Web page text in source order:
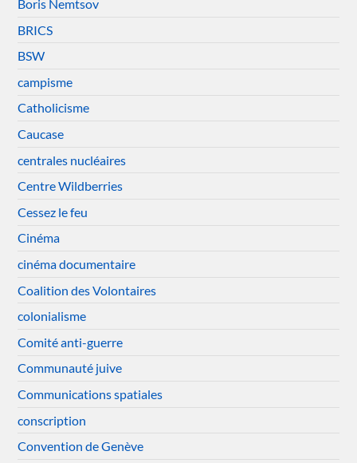
Boris Nemtsov
BRICS
BSW
campisme
Catholicisme
Caucase
centrales nucléaires
Centre Wildberries
Cessez le feu
Cinéma
cinéma documentaire
Coalition des Volontaires
colonialisme
Comité anti-guerre
Communauté juive
Communications spatiales
conscription
Convention de Genève